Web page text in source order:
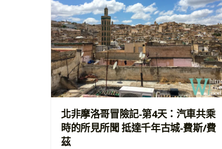
北非摩洛哥冒險記-第4天：汽車共乘
時的所見所聞 抵達千年古城-費斯/費
茲